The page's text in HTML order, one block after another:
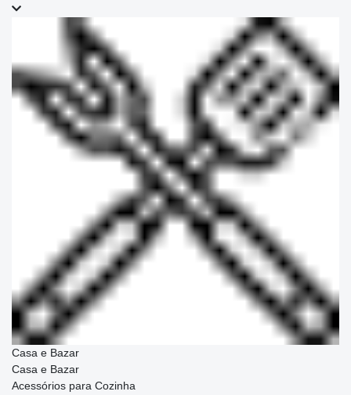
Casa e Bazar
Casa e Bazar
Acessórios para Cozinha